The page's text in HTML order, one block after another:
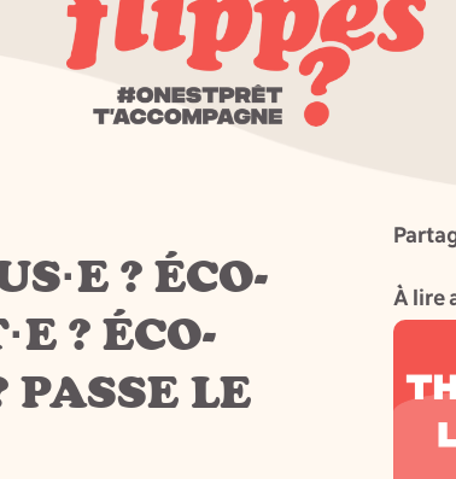
? ÉCO-
? ÉCO-
PASSE LE
À lire